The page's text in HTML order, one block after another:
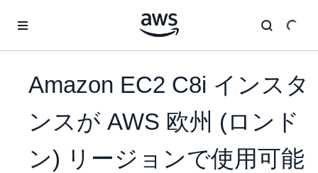
Amazon EC2 C8i インスタ
ンスが AWS 欧州 (ロンド
ン) リージョンで使用可能